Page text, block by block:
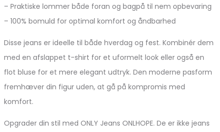
– Praktiske lommer både foran og bagpå til nem opbevaring
– 100% bomuld for optimal komfort og åndbarhed
Disse jeans er ideelle til både hverdag og fest. Kombinér dem
med en afslappet t-shirt for et uformelt look eller også en
flot bluse for et mere elegant udtryk. Den moderne pasform
fremhæver din figur uden, at gå på kompromis med
komfort.
Opgrader din stil med ONLY Jeans ONLHOPE. De er ikke jeans